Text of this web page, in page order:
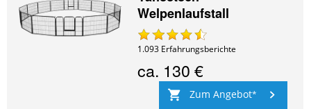
Welpenlaufstall
1.093 Erfahrungsberichte
ca. 130 €
Zum Angebot